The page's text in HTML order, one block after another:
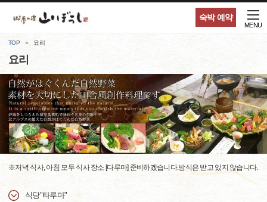
숙박 예약
MENU
TOP 요리
요리
※저녁 식사, 아침 모두 식사 장소 [다루마] 준비하겠습니다.방식은 받고 있지 않습니다.
식당"타루마"